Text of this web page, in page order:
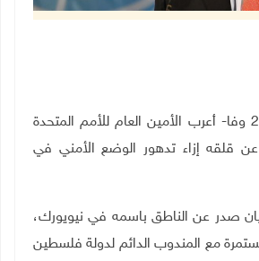
نيويورك 16-4-2022 وفا- أعرب الأمين العام للأمم المتحدة
قلقه إزاء تدهور الوضع الأمني في
صدر عن الناطق باسمه في نيويورك،
مع المندوب الدائم لدولة فلسطين